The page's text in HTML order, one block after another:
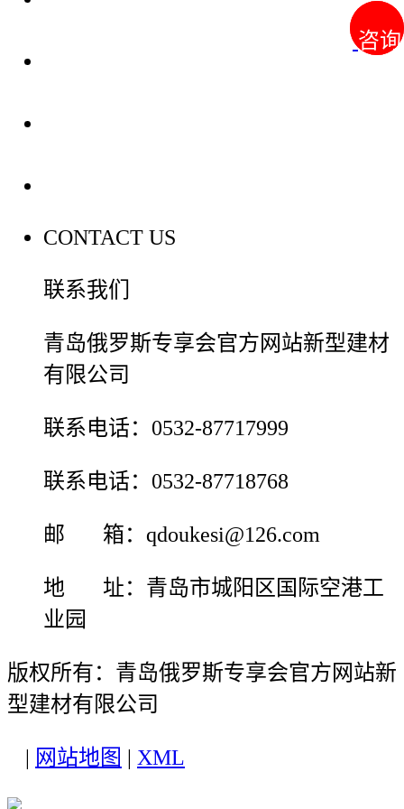
咨询
咨询
CONTACT US
联系我们
青岛俄罗斯专享会官方网站新型建材
有限公司
联系电话：0532-87717999
联系电话：0532-87718768
邮 箱：qdoukesi@126.com
地 址：青岛市城阳区国际空港工
业园
版权所有：青岛俄罗斯专享会官方网站新
型建材有限公司
网站地图 XML